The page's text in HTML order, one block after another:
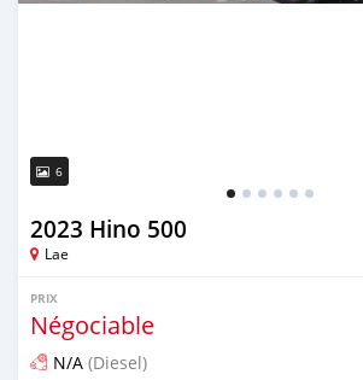
6
2023 Hino 500
Lae
PRIX
Négociable
N/A (Diesel)